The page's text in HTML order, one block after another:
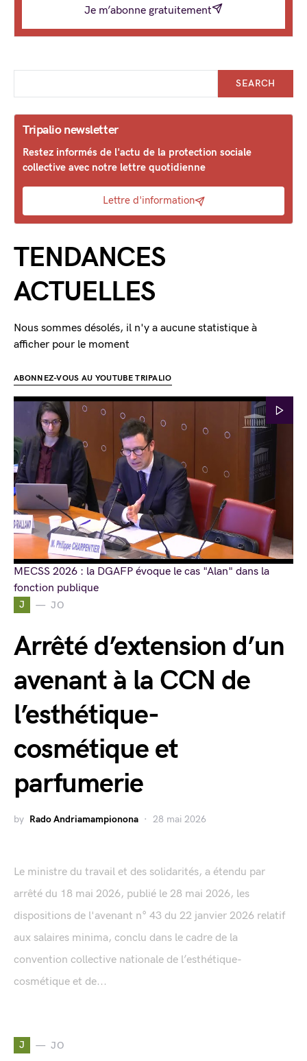
J JO
Arrêté d’extension d’un
avenant à la CCN de
l’esthétique-
cosmétique et
parfumerie
by Rado Andriamampionona 28 mai 2026
Le ministre du travail et des solidarités, a étendu par
arrêté du 18 mai 2026, publié le 28 mai 2026, les
dispositions de l'avenant n° 43 du 22 janvier 2026 relatif
aux salaires minima, conclu dans le cadre de la
convention collective nationale de l’esthétique-
cosmétique et de...
J JO
Je m’abonne gratuitement
SEARCH
Tripalio newsletter
Restez informés de l'actu de la protection sociale
collective avec notre lettre quotidienne
Lettre d'information
TENDANCES
ACTUELLES
Nous sommes désolés, il n'y a aucune statistique à
afficher pour le moment
ABONNEZ-VOUS AU YOUTUBE TRIPALIO
MECSS 2026 : la DGAFP évoque le cas "Alan" dans la
fonction publique